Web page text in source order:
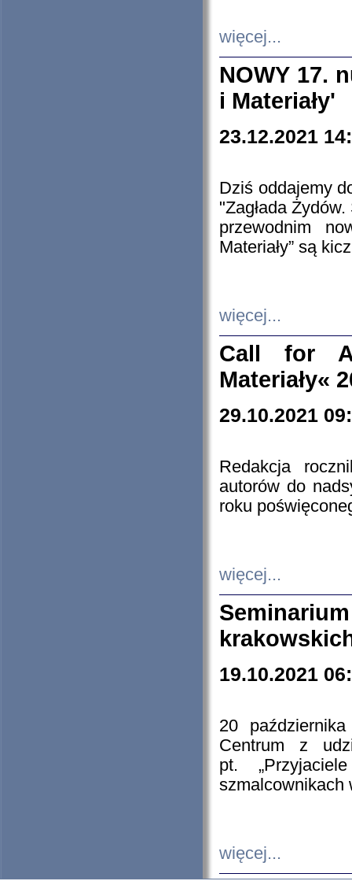
więcej...
NOWY 17.
i Materiały'
23.12.2021
Dziś oddajemy
"Zagłada
przewodnim
Materiały” są
więcej...
Call for
Materiały«
29.10.2021
Redakcja
autorów do
roku
więcej...
19.10.2021
20
Centrum z
pt.
szmalcownikach
więcej...